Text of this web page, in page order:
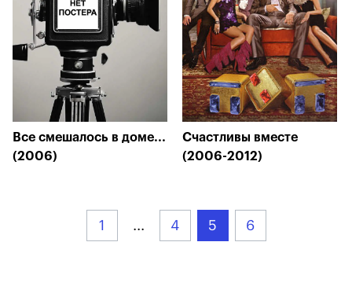
Все смешалось в доме...
(2006)
Счастливы вместе
(2006-2012)
1 ... 4 5 6